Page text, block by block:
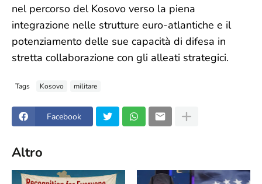
nel percorso del Kosovo verso la piena
integrazione nelle strutture euro-atlantiche e il
potenziamento delle sue capacità di difesa in
stretta collaborazione con gli alleati strategici.
Tags Kosovo militare
Facebook
Altro